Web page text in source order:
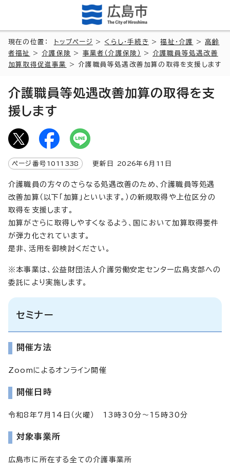
現在の位置： トップページ > くらし・手続き >福祉・介護 >高齢
者福祉
> 介護保険 > 事業者（介護保険） > 介護職員等処遇改善
加算取得促進事業
> 介護職員等処遇改善加算の取得を支援します
介護職員等処遇改善加算の取得を支
援します
ページ番号 1011338 更新日 2026年6月 11 日
介護職員の方々のさらなる処遇改善のため、介護職員等処遇
改善加算（以下「加算」といいます。）の新規取得や上位区分の
取得を支援します。
加算がさらに取得しやすくなるよう、国において加算取得要件
が弾力化されています。
是非、活用を御検討ください。
※本事業は、公益財団法人介護労働安定センター広島支部への
委託により実施します。
セミナー
開催方法
Zoomによるオンライン開催
開催日時
令和8年7月14日（火曜） 13時30分～15時30分
対象事業所
広島市に所在する全ての介護事業所